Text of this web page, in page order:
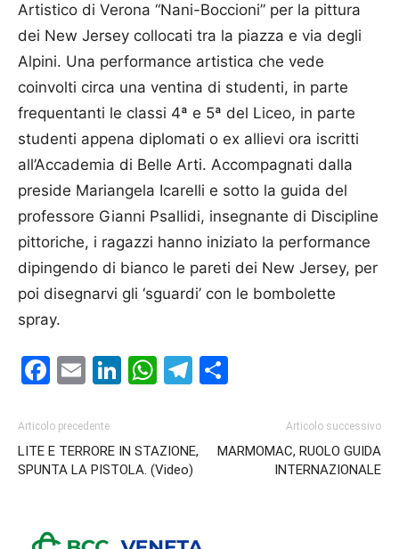
Artistico di Verona “Nani-Boccioni” per la pittura
dei New Jersey collocati tra la piazza e via degli
Alpini. Una performance artistica che vede
coinvolti circa una ventina di studenti, in parte
frequentanti le classi 4ª e 5ª del Liceo, in parte
studenti appena diplomati o ex allievi ora iscritti
all’Accademia di Belle Arti. Accompagnati dalla
preside Mariangela Icarelli e sotto la guida del
professore Gianni Psallidi, insegnante di Discipline
pittoriche, i ragazzi hanno iniziato la performance
dipingendo di bianco le pareti dei New Jersey, per
poi disegnarvi gli ‘sguardi’ con le bombolette
spray.
Facebook
EmailLinkedIn
WhatsApp
Telegram
Articolo precedente
LITE E TERRORE IN STAZIONE,
SPUNTA LA PISTOLA. (Video)
Articolo successivo
MARMOMAC, RUOLO GUIDA
INTERNAZIONALE